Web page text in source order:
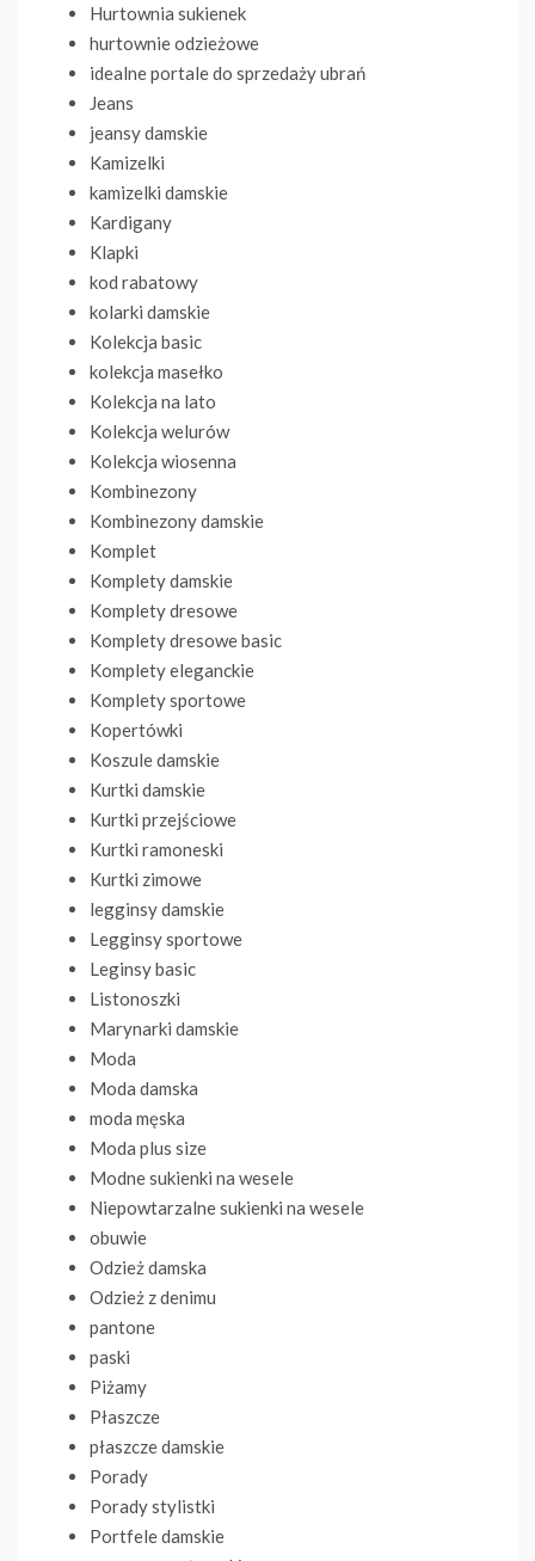
Hurtownia sukienek
hurtownie odzieżowe
idealne portale do sprzedaży ubrań
Jeans
jeansy damskie
Kamizelki
kamizelki damskie
Kardigany
Klapki
kod rabatowy
kolarki damskie
Kolekcja basic
kolekcja masełko
Kolekcja na lato
Kolekcja welurów
Kolekcja wiosenna
Kombinezony
Kombinezony damskie
Komplet
Komplety damskie
Komplety dresowe
Komplety dresowe basic
Komplety eleganckie
Komplety sportowe
Kopertówki
Koszule damskie
Kurtki damskie
Kurtki przejściowe
Kurtki ramoneski
Kurtki zimowe
legginsy damskie
Legginsy sportowe
Leginsy basic
Listonoszki
Marynarki damskie
Moda
Moda damska
moda męska
Moda plus size
Modne sukienki na wesele
Niepowtarzalne sukienki na wesele
obuwie
Odzież damska
Odzież z denimu
pantone
paski
Piżamy
Płaszcze
płaszcze damskie
Porady
Porady stylistki
Portfele damskie